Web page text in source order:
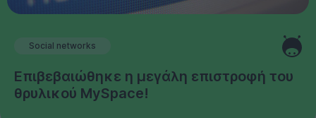
Social networks
Επιβεβαιώθηκε η μεγάλη επιστροφή του
θρυλικού MySpace!